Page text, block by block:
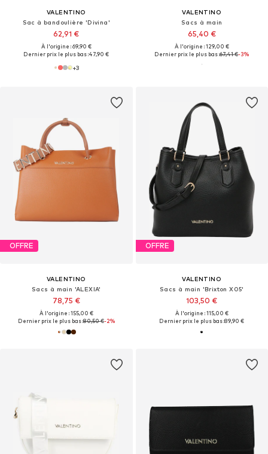
VALENTINO
Sac à bandoulière 'Divina'
62,91 €
À l'origine : 69,90 €
Dernier prix le plus bas :47,90 €
+3
VALENTINO
Sacs à main
65,40 €
À l'origine : 129,00 €
Dernier prix le plus bas :67,41 €-3%
OFFRE
VALENTINO
Sacs à main 'ALEXIA'
78,75 €
À l'origine : 155,00 €
Dernier prix le plus bas :80,50 €-2%
OFFRE
VALENTINO
Sacs à main 'Brixton X05'
103,50 €
À l'origine : 115,00 €
Dernier prix le plus bas :89,90 €